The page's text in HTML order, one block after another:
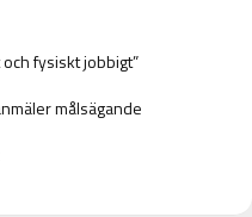
fysiskt jobbigt”
målsägande